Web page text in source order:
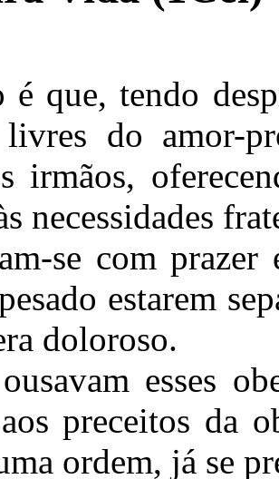
que, tendo
livres do amor-
irmãos,
necessidades
se com
estarem
doloroso.
esses
preceitos da
ordem, já se